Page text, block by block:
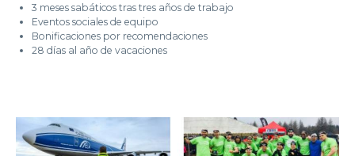
3 meses sabáticos tras tres años de trabajo
Eventos sociales de equipo
Bonificaciones por recomendaciones
28 días al año de vacaciones